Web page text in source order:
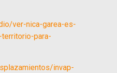
ver-nica-garea-es-
para-
invap-